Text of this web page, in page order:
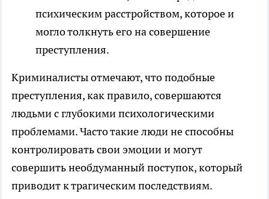
психическим расстройством, которое и
могло толкнуть его на совершение
преступления.
Криминалисты отмечают, что подобные
преступления, как правило, совершаются
людьми с глубокими психологическими
проблемами. Часто такие люди не способны
контролировать свои эмоции и могут
совершить необдуманный поступок, который
приводит к трагическим последствиям.